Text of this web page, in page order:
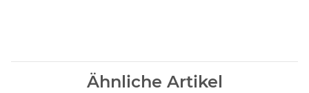
Ähnliche Artikel